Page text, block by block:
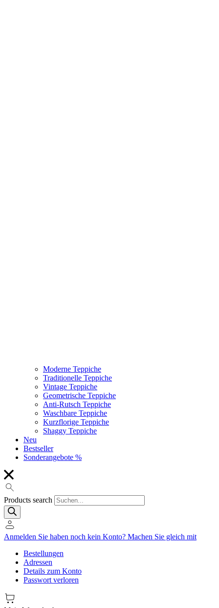
Moderne Teppiche
Traditionelle Teppiche
Vintage Teppiche
Geometrische Teppiche
Anti-Rutsch Teppiche
Waschbare Teppiche
Kurzflorige Teppiche
Shaggy Teppiche
Neu
Bestseller
Sonderangebote %
Products search
Anmelden Sie haben noch kein Konto? Machen Sie gleich mit
Bestellungen
Adressen
Details zum Konto
Passwort verloren